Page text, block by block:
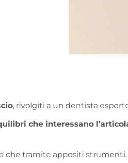
, rivolgiti a un dentista
che interessano
che tramite appositi strumenti.